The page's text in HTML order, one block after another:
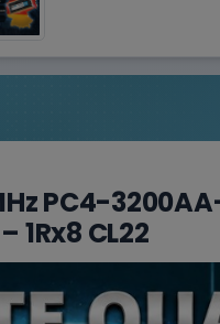
PC4-
– 1Rx8 CL22